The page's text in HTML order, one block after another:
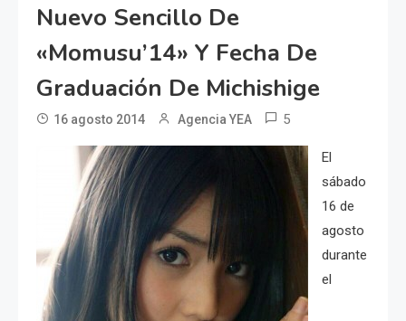
Nuevo Sencillo De
«Momusu’14» Y Fecha De
Graduación De Michishige
16 agosto 2014 Agencia YEA 5
El
sábado
16 de
agosto
durante
el